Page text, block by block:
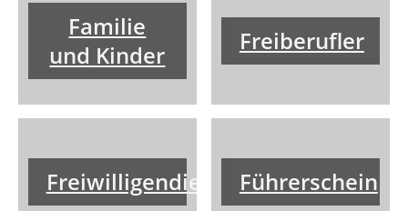
Familie
und Kinder
Freiberufler
FreiwilligendiensteFührerschein